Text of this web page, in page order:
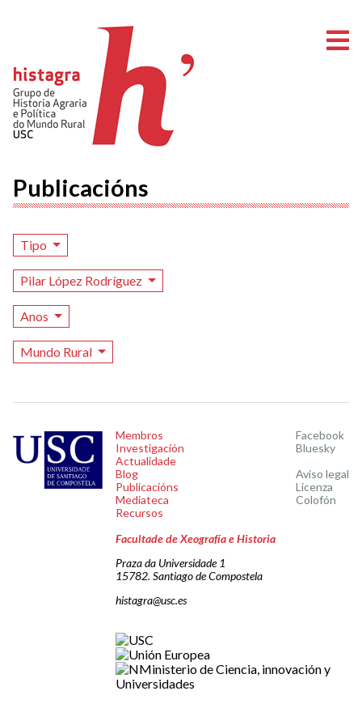
Publicacións
Tipo
Pilar López Rodríguez
Anos
Mundo Rural
Membros
Investigación
Actualidade
Blog
Publicacións
Mediateca
Recursos
Facebook
Bluesky
Aviso legal
Licenza
Colofón
Facultade de Xeografía e Historia
Praza da Universidade 1
15782. Santiago de Compostela
histagra@usc.es